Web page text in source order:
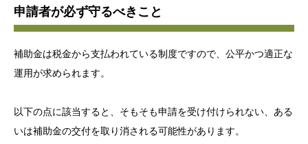
申請者が必ず守るべきこと
補助金は税金から支払われている制度ですので、公平かつ適正な
運用が求められます。
以下の点に該当すると、そもそも申請を受け付けられない、ある
いは補助金の交付を取り消される可能性があります。